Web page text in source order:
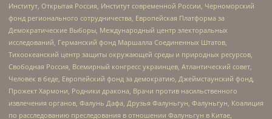
Институт, Открытая Россия, Институт современной России, Черноморский
фонд регионального сотрудничества, Европейская Платформа за
Демократические Выборы, Международный центр электоральных
исследований, Германский фонд Маршалла Соединенных Штатов,
Тихоокеанский центр защиты окружающей среды и природных ресурсов,
Свободная Россия, Всемирный конгресс украинцев, Атлантический совет,
Человек в беде, Европейский фонд за демократию, Джеймстаунский фонд,
Прожект Хармони, Родники дракона, Врачи против насильственного
извлечения органов, Фалунь Дафа, Друзья Фалуньгун, Фалуньгун, Коалиция
по расследованию преследования в отношении Фалуньгун в Китае,